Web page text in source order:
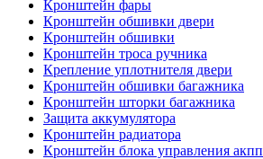
Кронштейн фары
Кронштейн обшивки двери
Кронштейн обшивки
Кронштейн троса ручника
Крепление уплотнителя двери
Кронштейн обшивки багажника
Кронштейн шторки багажника
Защита аккумулятора
Кронштейн радиатора
Кронштейн блока управления акпп